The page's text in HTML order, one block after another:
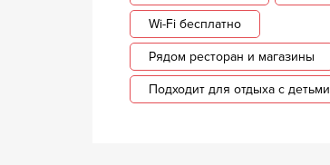
Wi-Fi бесплатно
Рядом ресторан и магазины
Подходит для отдыха с детьми